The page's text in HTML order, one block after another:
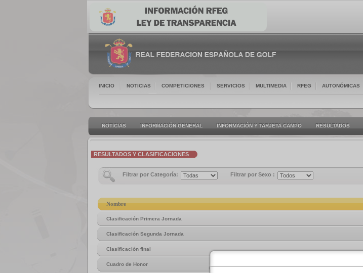
INICIO NOTICIAS COMPETICIONES SERVICIOS MULTIMEDIA RFEG AUTONÓMICAS
NOTICIAS INFORMACIÓN GENERAL INFORMACIÓN Y TARJETA CAMPO RESULTADOS
RESULTADOS Y CLASIFICACIONES
Filtrar por Categoría: Filtrar por Sexo :
Nombre
Clasificación Primera Jornada
Clasificación Segunda Jornada
Clasificación final
Cuadro de Honor